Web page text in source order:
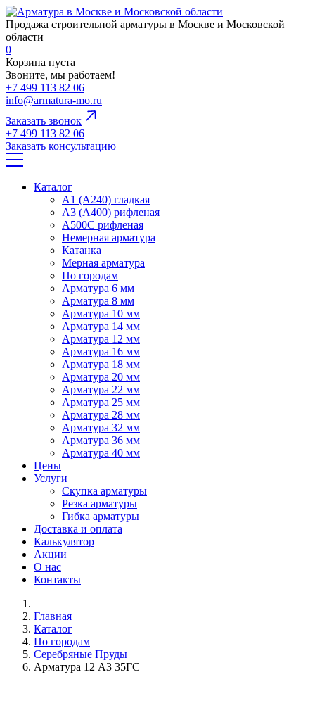
Продажа строительной арматуры в Москве и Московской
области
0
Корзина пуста
Звоните, мы работаем!
+7 499 113 82 06
info@armatura-mo.ru
Заказать звонок
+7 499 113 82 06
Заказать консультацию
Каталог
А1 (А240) гладкая
А3 (А400) рифленая
А500С рифленая
Немерная арматура
Катанка
Мерная арматура
По городам
Арматура 6 мм
Арматура 8 мм
Арматура 10 мм
Арматура 14 мм
Арматура 12 мм
Арматура 16 мм
Арматура 18 мм
Арматура 20 мм
Арматура 22 мм
Арматура 25 мм
Арматура 28 мм
Арматура 32 мм
Арматура 36 мм
Арматура 40 мм
Цены
Услуги
Скупка арматуры
Резка арматуры
Гибка арматуры
Доставка и оплата
Калькулятор
Акции
О нас
Контакты
Главная
Каталог
По городам
Серебряные Пруды
Арматура 12 А3 35ГС